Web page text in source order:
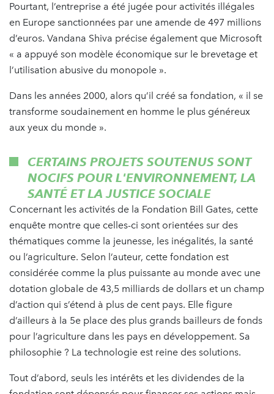
Pourtant, l’entreprise a été jugée pour activités illégales
en Europe sanctionnées par une amende de 497 millions
d’euros. Vandana Shiva précise également que Microsoft
« a appuyé son modèle économique sur le brevetage et
l’utilisation abusive du monopole ».
Dans les années 2000, alors qu’il créé sa fondation, « il se
transforme soudainement en homme le plus généreux
aux yeux du monde ».
CERTAINS PROJETS SOUTENUS SONT
NOCIFS POUR L'ENVIRONNEMENT, LA
SANTÉ ET LA JUSTICE SOCIALE
Concernant les activités de la Fondation Bill Gates, cette
enquête montre que celles-ci sont orientées sur des
thématiques comme la jeunesse, les inégalités, la santé
ou l’agriculture. Selon l’auteur, cette fondation est
considérée comme la plus puissante au monde avec une
dotation globale de 43,5 milliards de dollars et un champ
d’action qui s’étend à plus de cent pays. Elle figure
d’ailleurs à la 5e place des plus grands bailleurs de fonds
pour l’agriculture dans les pays en développement. Sa
philosophie ? La technologie est reine des solutions.
Tout d’abord, seuls les intérêts et les dividendes de la